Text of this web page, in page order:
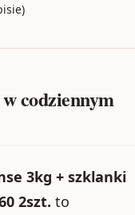
codziennym
3kg + szklanki
2szt. to